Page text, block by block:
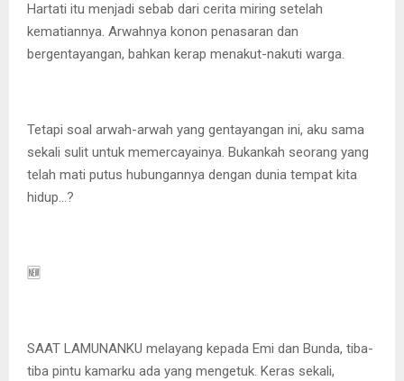
Hartati itu menjadi sebab dari cerita miring setelah
kematiannya. Arwahnya konon penasaran dan
bergentayangan, bahkan kerap menakut-nakuti warga.
Tetapi soal arwah-arwah yang gentayangan ini, aku sama
sekali sulit untuk memercayainya. Bukankah seorang yang
telah mati putus hubungannya dengan dunia tempat kita
hidup…?
🆕️
SAAT LAMUNANKU melayang kepada Emi dan Bunda, tiba-
tiba pintu kamarku ada yang mengetuk. Keras sekali,